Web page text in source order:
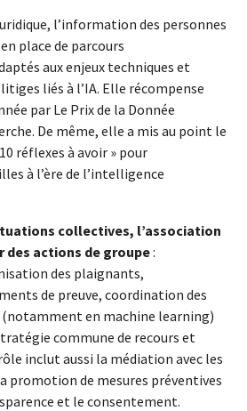
l’information des personnes
place de parcours
aux enjeux techniques et
liés à l’IA. Elle récompense
par Le Prix de la Donnée
De même, elle a mis au point le
réflexes à avoir » pour
à l’ère de l’intelligence
collectives, l’association
des actions de groupe:
des plaignants,
de preuve, coordination des
en machine learning)
commune de recours et
inclut aussi la médiation avec les
promotion de mesures préventives
et le consentement.